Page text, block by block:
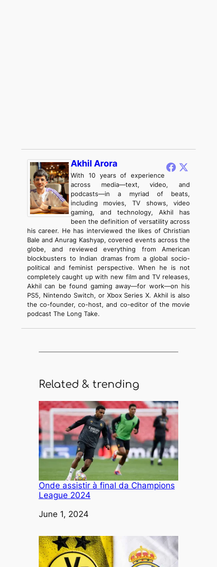
Akhil Arora
With 10 years of experience
across media—text, video, and
podcasts—in a myriad of beats,
including movies, TV shows, video
gaming, and technology, Akhil has
been the definition of versatility across
his career. He has interviewed the likes of Christian
Bale and Anurag Kashyap, covered events across the
globe, and reviewed everything from American
blockbusters to Indian dramas from a global socio-
political and feminist perspective. When he is not
completely caught up with new film and TV releases,
Akhil can be found gaming away—for work—on his
PS5, Nintendo Switch, or Xbox Series X. Akhil is also
the co-founder, co-host, and co-editor of the movie
podcast The Long Take.
Related & trending
Onde assistir à final da Champions
League 2024
Date
June 1, 2024